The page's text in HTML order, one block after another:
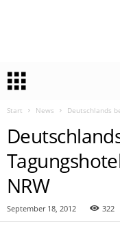
Start News Deutschlands
NRW
September 18, 2012 322